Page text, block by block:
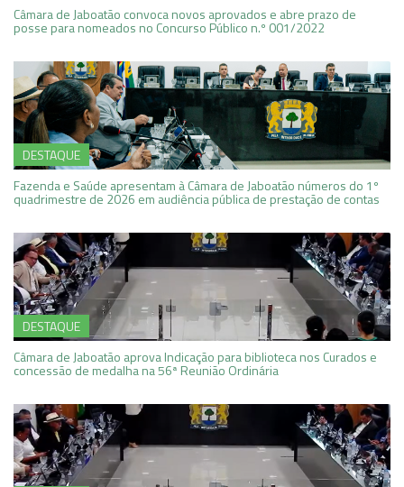
Câmara de Jaboatão convoca novos aprovados e abre prazo de
posse para nomeados no Concurso Público n.º 001/2022
DESTAQUE
Fazenda e Saúde apresentam à Câmara de Jaboatão números do 1º
quadrimestre de 2026 em audiência pública de prestação de contas
DESTAQUE
Câmara de Jaboatão aprova Indicação para biblioteca nos Curados e
concessão de medalha na 56ª Reunião Ordinária